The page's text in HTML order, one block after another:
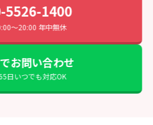
5526-1400
〜20:00 年中無休
お問い合わせ
日いつでも対応OK